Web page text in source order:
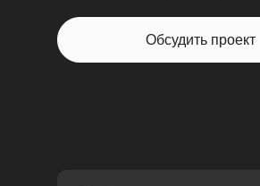
Обсудить проект